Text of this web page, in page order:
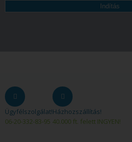
Indítás
Ügyfélszolgálat!
06-20-332-83-95
Házhozszállítás!
40.000 ft. felett INGYEN!